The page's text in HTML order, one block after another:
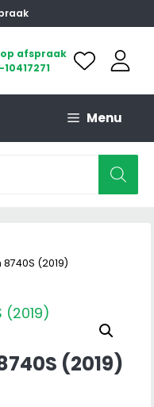
afspraak
Menu
(2019)
(2019)